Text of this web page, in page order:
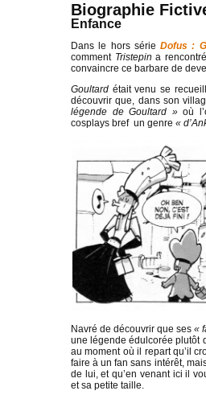
Biographie
Enfance
Dans le hors sérieDofus :
comment Tristepina rencontré
convaincre ce barbare de
Goultard était venu se
découvrir que, dans son
légende de Goultard »où
cosplays bref un genre «
Navré de découvrir que ses «
une légende édulcorée plutôt
au moment où il repart qu’il
faire à un fan sans intérêt,
de lui, et qu’en venant ici il
et sa petite taille.